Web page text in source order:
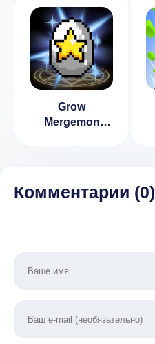
Grow
Mergemon
Комментарии (0)